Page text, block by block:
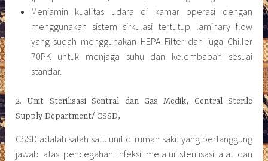
Menjamin kualitas udara di kamar operasi dengan
menggunakan sistem sirkulasi tertutup laminary flow
yang sudah menggunakan HEPA Filter dan juga Chiller
70PK untuk menjaga suhu dan kelembaban sesuai
standar.
2. Unit Sterilisasi Sentral dan Gas Medik, Central Sterile
Supply Department/ CSSD,
CSSD adalah salah satu unit di rumah sakit yang bertanggung
jawab atas pencegahan infeksi melalui sterilisasi alat dan